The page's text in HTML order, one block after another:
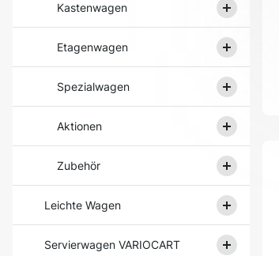
Kastenwagen
Etagenwagen
Spezialwagen
Aktionen
Zubehör
Leichte Wagen
Servierwagen VARIOCART